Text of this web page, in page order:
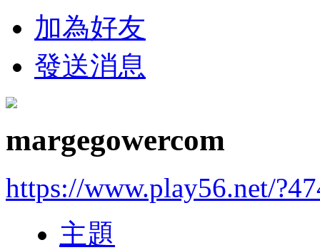
加為好友
發送消息
margegowercom
https://www.play56.net/
主題